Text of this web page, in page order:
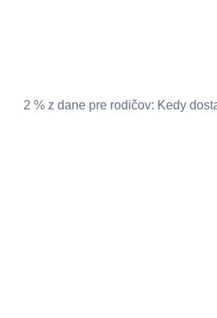
2 % z dane pre rodičov: Kedy